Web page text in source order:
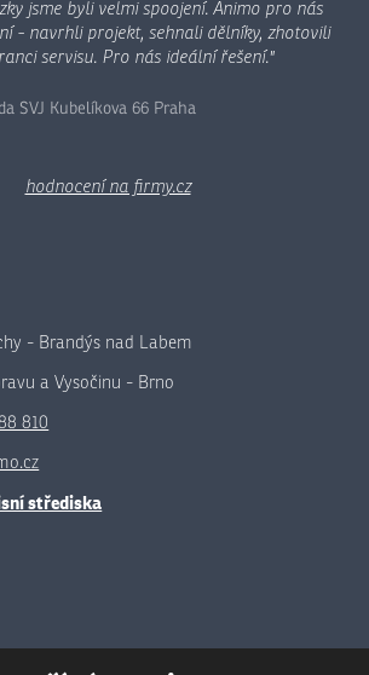
jsme byli velmi spoojení. Animo pro nás
- navrhli projekt, sehnali dělníky, zhotovili
servisu. Pro nás ideální řešení."
SVJ Kubelíkova 66 Praha
- Brandýs nad Labem
a Vysočinu - Brno
810
střediska